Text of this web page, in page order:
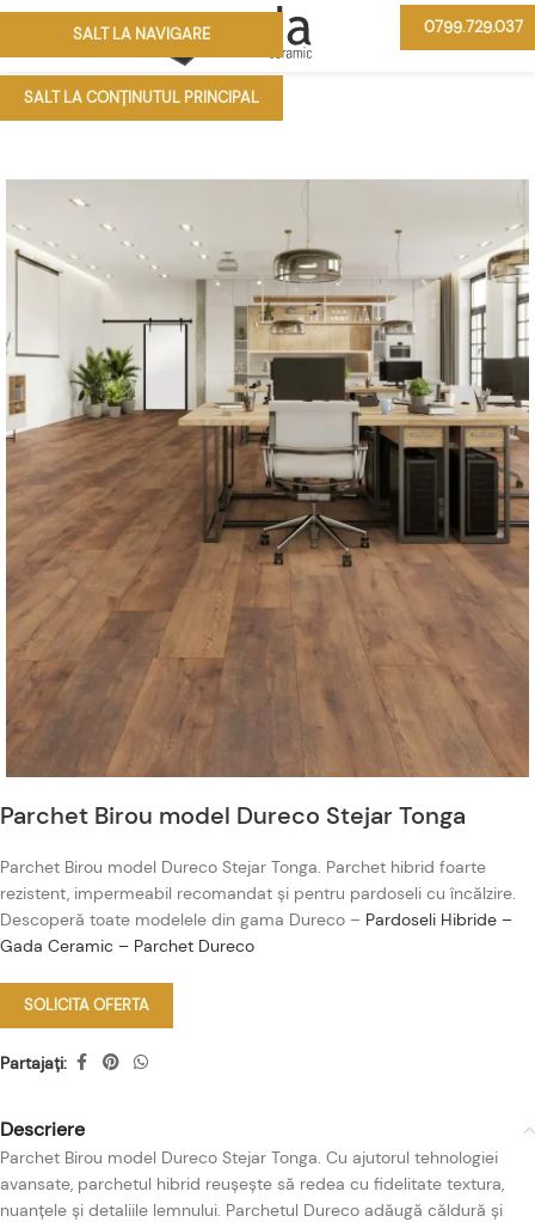
SALT LA NAVIGARE
SALT LA CONȚINUTUL PRINCIPAL
0799.729.037
Parchet Birou model Dureco Stejar Tonga
Parchet Birou model Dureco Stejar Tonga. Parchet hibrid foarte
rezistent, impermeabil recomandat și pentru pardoseli cu încălzire.
Descoperă toate modelele din gama Dureco – Pardoseli Hibride –
Gada Ceramic – Parchet Dureco
SOLICITA OFERTA
Partajați:
Descriere
Parchet Birou model Dureco Stejar Tonga. Cu ajutorul tehnologiei
avansate, parchetul hibrid reușește să redea cu fidelitate textura,
nuanțele și detaliile lemnului. Parchetul Dureco adăugă căldură și